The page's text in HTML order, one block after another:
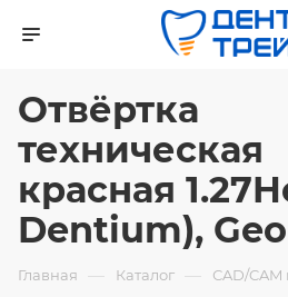
Отвёртка
техническая
красная
Dentium), Geo
Главная — Каталог — СAD/